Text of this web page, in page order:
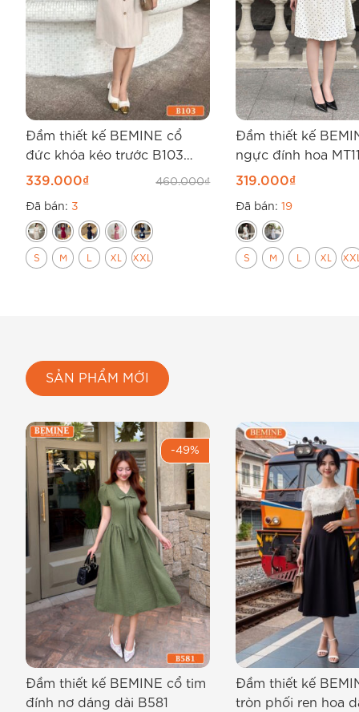
Đầm thiết kế BEMINE cổ
đức khóa kéo trước B103
dáng chữ A
339.000₫ 460.000₫
Đã bán: 3
S M L XL XXL
Đầm thiết kế
ngực đính hoa
319.000₫
Đã bán:19
S M L XL
SẢN PHẨM MỚI
-49%
Đầm thiết kế BEMINE cổ tim
đính nơ dáng dài B581
Đầm thiết kế
tròn phối ren hoa